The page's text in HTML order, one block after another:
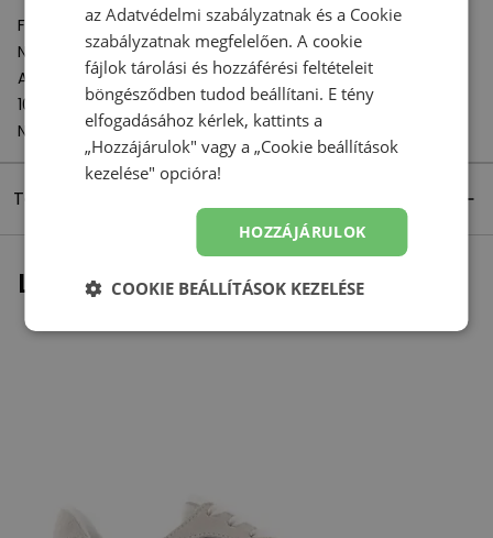
Felelős szervezet:
New Balance Europe BV
A-Factorij, Pilotenstraat 35 – 45
1059 CH Amsterdam
Netherlands
Termék részletei
Legutóbb megtekintett
azAdatvédelmi szabályzatnak és a Cookie
szabályzatnak megfelelően. A cookie
fájlok tárolási és hozzáférési feltételeit
böngésződben tudod beállítani. E tény
elfogadásához kérlek, kattints a
„Hozzájárulok" vagy a „Cookie beállítások
kezelése" opcióra!
HOZZÁJÁRULOK
COOKIE BEÁLLÍTÁSOK KEZELÉSE